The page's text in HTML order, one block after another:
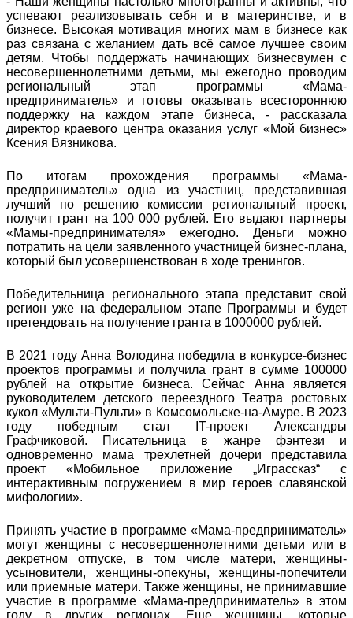
успевают реализовывать себя и в материнстве, и в
бизнесе. Высокая мотивация многих мам в бизнесе как
раз связана с желанием дать всё самое лучшее своим
детям. Чтобы поддержать начинающих бизнесвумен с
несовершеннолетними детьми, мы ежегодно проводим
региональный этап программы «Мама-
предприниматель» и готовы оказывать всестороннюю
поддержку на каждом этапе бизнеса, - рассказала
директор краевого центра оказания услуг «Мой бизнес»
Ксения Вязникова.
По итогам прохождения программы «Мама-
предприниматель» одна из участниц, представившая
лучший по решению комиссии региональный проект,
получит грант на 100 000 рублей. Его выдают партнеры
«Мамы-предпринимателя» ежегодно. Деньги можно
потратить на цели заявленного участницей бизнес-плана,
который был усовершенствован в ходе тренингов.
Победительница регионального этапа представит свой
регион уже на федеральном этапе Программы и будет
претендовать на получение гранта в 1000000 рублей.
В 2021 году Анна Володина победила в конкурсе-бизнес
проектов программы и получила грант в сумме 100000
рублей на открытие бизнеса. Сейчас Анна является
руководителем детского переездного Театра ростовых
кукол «Мульти-Пульти» в Комсомольске-на-Амуре. В 2023
году победным стал IT-проект Александры
Графчиковой. Писательница в жанре фэнтези и
одновременно мама трехлетней дочери представила
проект «Мобильное приложение „Играссказ“ с
интерактивным погружением в мир героев славянской
мифологии».
Принять участие в программе «Мама-предприниматель»
могут женщины с несовершеннолетними детьми или в
декретном отпуске, в том числе матери, женщины-
усыновители, женщины-опекуны, женщины-попечители
или приемные матери. Также женщины, не принимавшие
участие в программе «Мама-предприниматель» в этом
году в других регионах. Еще женщины, которые